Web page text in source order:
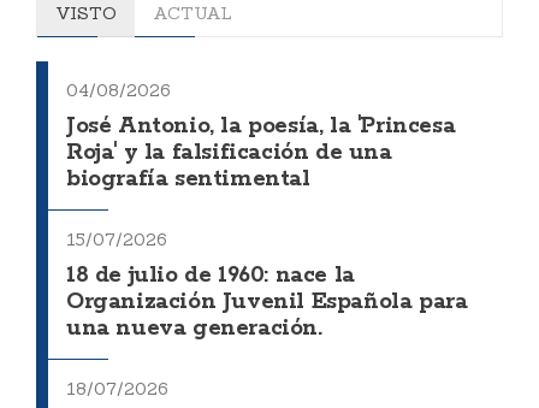
VISTO ACTUAL
04/08/2026
José Antonio, la poesía, la 'Princesa
Roja' y la falsificación de una
biografía sentimental
15/07/2026
18 de julio de 1960: nace la
Organización Juvenil Española para
una nueva generación.
18/07/2026